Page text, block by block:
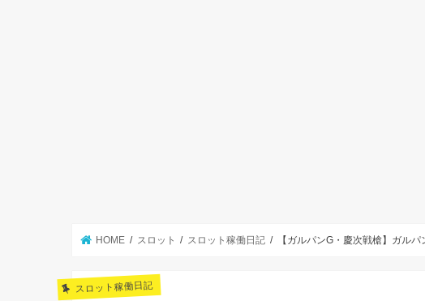
HOME スロット スロット稼働日記 【ガルパンG・慶次戦槍】ガル
スロット稼働日記